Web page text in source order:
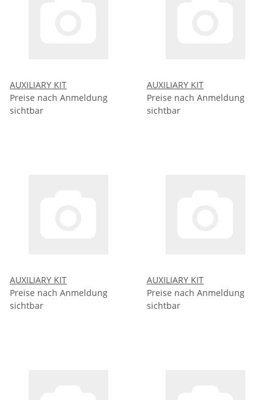
AUXILIARY KIT
Preise nach Anmeldung
sichtbar
AUXILIARY KIT
Preise nach Anmeldung
sichtbar
AUXILIARY KIT
Preise nach Anmeldung
sichtbar
AUXILIARY KIT
Preise nach Anmeldung
sichtbar